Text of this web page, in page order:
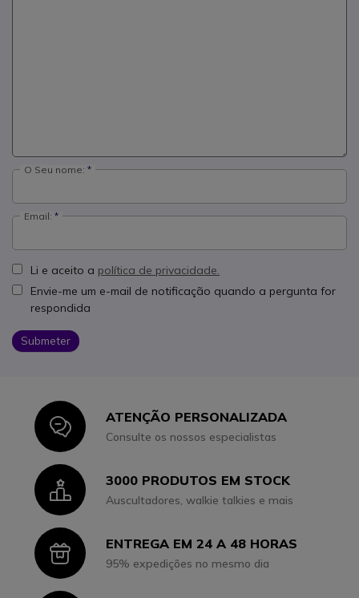
O Seu nome:
Email:
Li e aceito a política de privacidade.
Envie-me um e-mail de notificação quando a pergunta for
respondida
Submeter
IconATENÇÃO PERSONALIZADA
Consulte os nossos especialistas
Icon3000 PRODUTOS EM STOCK
Auscultadores, walkie talkies e mais
IconENTREGA EM 24 A 48 HORAS
95% expedições no mesmo dia